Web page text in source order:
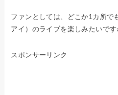
ファンとしては、どこか1カ所で
アイ）のライブを楽しみたいです
スポンサーリンク